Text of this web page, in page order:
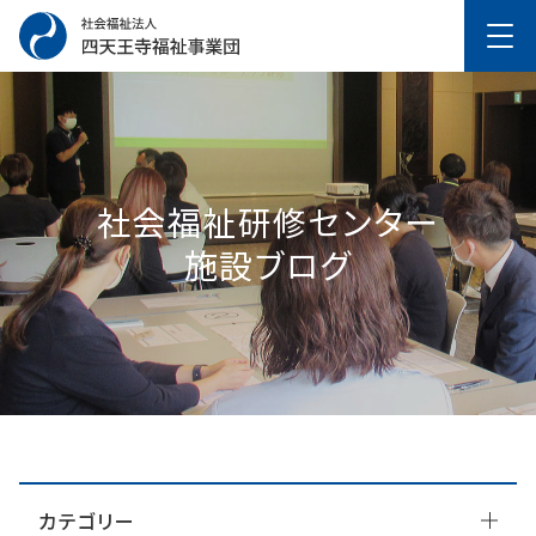
社会福祉研修センター
施設ブログ
カテゴリー